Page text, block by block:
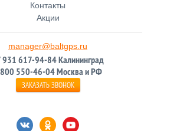
Контакты
Акции
manager@baltgps.ru
931 617-94-84 Калининград
550-46-04 Москва и РФ
ЗАКАЗАТЬ ЗВОНОК